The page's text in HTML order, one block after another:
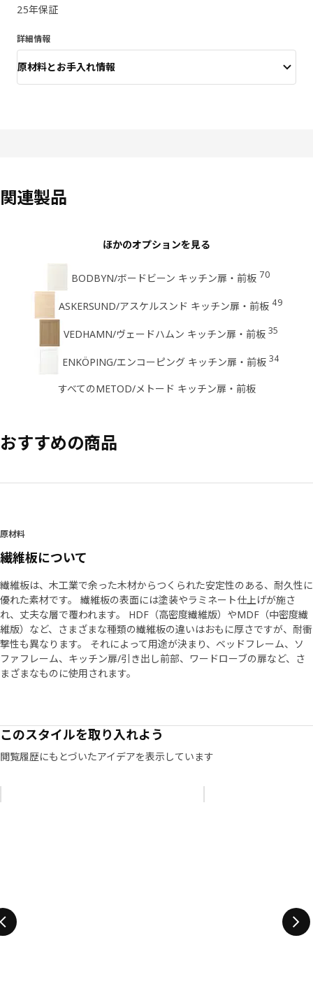
25年保証
詳細情報
原材料とお手入れ情報
関連製品
ほかのオプションを見る
BODBYN/ボードビーン キッチン扉・前板 70
ASKERSUND/アスケルスンド キッチン扉・前板 49
VEDHAMN/ヴェードハムン キッチン扉・前板 35
ENKÖPING/エンコーピング キッチン扉・前板 34
すべてのMETOD/メトード キッチン扉・前板
おすすめの商品
原材料
繊維板について
繊維板は、木工業で余った木材からつくられた安定性のある、耐久性に
優れた素材です。 繊維板の表面には塗装やラミネート仕上げが施さ
れ、丈夫な層で覆われます。 HDF（高密度繊維版）やMDF（中密度繊
維版）など、さまざまな種類の繊維板の違いはおもに厚さですが、耐衝
撃性も異なります。 それによって用途が決まり、ベッドフレーム、ソ
ファフレーム、キッチン扉/引き出し前部、ワードローブの扉など、さ
まざまなものに使用されます。
このスタイルを取り入れよう
閲覧履歴にもとづいたアイデアを表示しています